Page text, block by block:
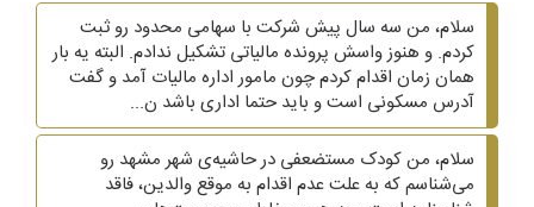
سلام، من سه سال پیش شرکت با سهامی محدود رو ثبت
کردم. و هنوز واسش پرونده مالیاتی تشکیل ندادم. البته یه بار
همان زمان اقدام کردم چون مامور اداره مالیات آمد و گفت
آدرس مسکونی است و باید حتما اداری باشد ن...
سلام، من کودک مستضعفی در حاشیه‌ی شهر مشهد رو
می‌شناسم که به علت عدم اقدام به موقع والدین، فاقد